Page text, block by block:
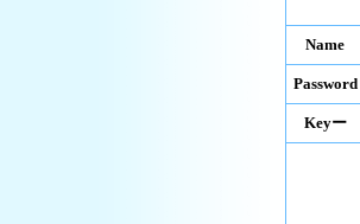
Name
Password
Keyー